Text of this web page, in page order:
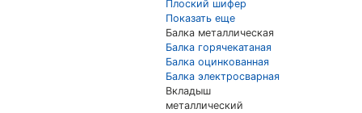
Плоский шифер
Показать еще
Балка металлическая
Балка горячекатаная
Балка оцинкованная
Балка электросварная
Вкладыш
металлический